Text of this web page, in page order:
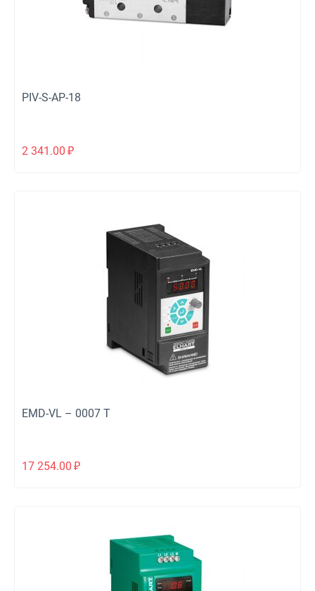
PIV-S-AP-18
2 341.00 ₽
EMD-VL – 0007 T
17 254.00 ₽